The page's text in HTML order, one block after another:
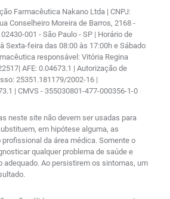
Farmacêutica Nakano Ltda | CNPJ:
Conselheiro Moreira de Barros, 2168 -
001 - São Paulo - SP | Horário de
Sexta-feira das 08:00 às 17:00h e Sábado
responsável: Vitória Regina
AFE: 0.04673.1 | Autorização de
25351.181179/2002-16 |
| CMVS - 355030801-477-000356-1-0
neste site não devem ser usadas para
em hipótese alguma, as
da área médica. Somente o
qualquer problema de saúde e
adequado. Ao persistirem os sintomas, um